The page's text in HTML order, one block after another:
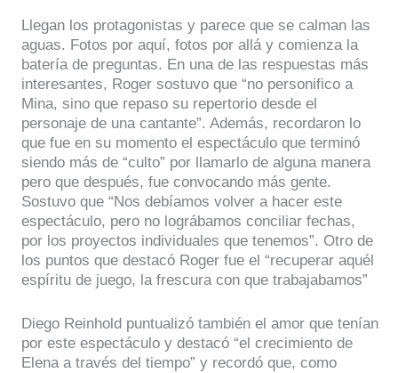
Llegan los protagonistas y parece que se calman las
aguas. Fotos por aquí, fotos por allá y comienza la
batería de preguntas. En una de las respuestas más
interesantes, Roger sostuvo que “no personifico a
Mina, sino que repaso su repertorio desde el
personaje de una cantante”. Además, recordaron lo
que fue en su momento el espectáculo que terminó
siendo más de “culto” por llamarlo de alguna manera
pero que después, fue convocando más gente.
Sostuvo que “Nos debíamos volver a hacer este
espectáculo, pero no lográbamos conciliar fechas,
por los proyectos individuales que tenemos”. Otro de
los puntos que destacó Roger fue el “recuperar aquél
espíritu de juego, la frescura con que trabajabamos”
Diego Reinhold puntualizó también el amor que tenían
por este espectáculo y destacó “el crecimiento de
Elena a través del tiempo” y recordó que, como